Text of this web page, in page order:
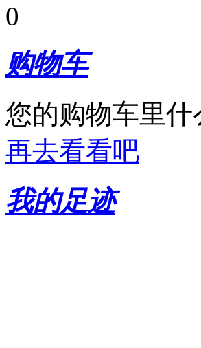
0
购物车
您的购物车里
再去看看吧
我的足迹